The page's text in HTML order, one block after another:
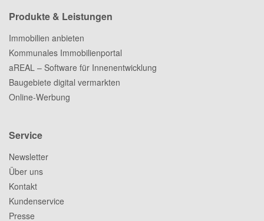
Produkte & Leistungen
Immobilien anbieten
Kommunales Immobilienportal
aREAL – Software für Innenentwicklung
Baugebiete digital vermarkten
Online-Werbung
Service
Newsletter
Über uns
Kontakt
Kundenservice
Presse